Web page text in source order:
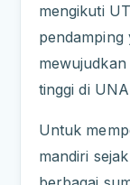
mengikuti
pendamping
tinggi di
Untuk
mandiri